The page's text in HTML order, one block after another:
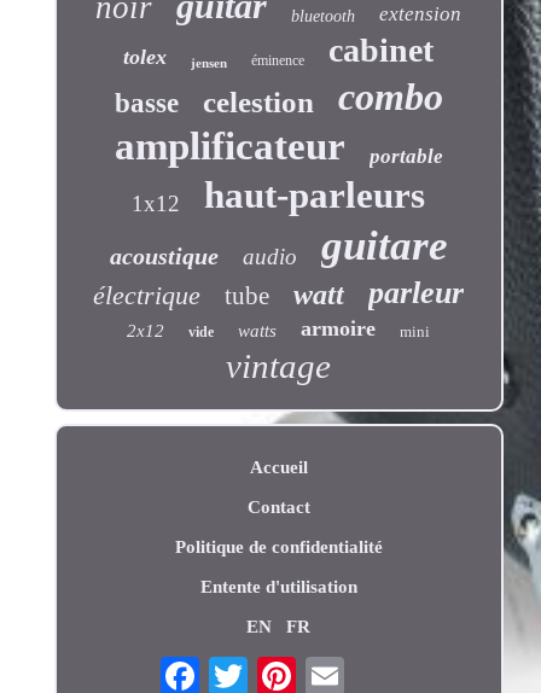
bluetooth extension
tolex jensen éminence cabinet
basse celestion
combo
amplificateur
portable
1x12 haut-parleurs
acoustique audio guitare
électrique tube watt parleur
2x12 vide watts armoire mini
vintage
Accueil
Contact
Politique de confidentialité
Entente d'utilisation
EN FR